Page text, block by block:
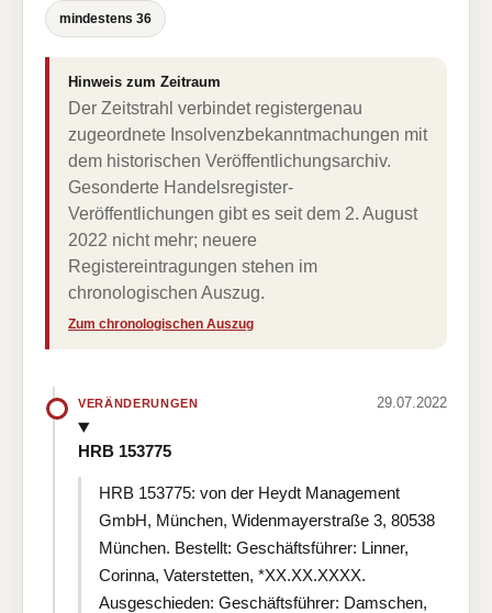
mindestens 36
Hinweis zum Zeitraum
Der Zeitstrahl verbindet registergenau
zugeordnete Insolvenzbekanntmachungen mit
dem historischen Veröffentlichungsarchiv.
Gesonderte Handelsregister-
Veröffentlichungen gibt es seit dem 2. August
2022 nicht mehr; neuere
Registereintragungen stehen im
chronologischen Auszug.
Zum chronologischen Auszug
VERÄNDERUNGEN 29.07.2022
HRB 153775
HRB 153775: von der Heydt Management
GmbH, München, Widenmayerstraße 3, 80538
München. Bestellt: Geschäftsführer: Linner,
Corinna, Vaterstetten, *XX.XX.XXXX.
Ausgeschieden: Geschäftsführer: Damschen,